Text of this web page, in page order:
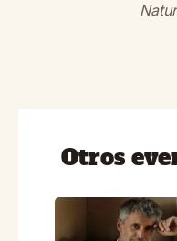
Otros